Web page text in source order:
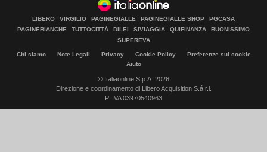
LIBERO VIRGILIO PAGINEGIALLE PAGINEGIALLE SHOP
PGCASA
PAGINEBIANCHE
TUTTOCITTÀ DILEI SIVIAGGIA QUIFINANZA
BUONISSIMO
SUPEREVA
Chi siamo Note Legali Privacy Cookie Policy
Preferenze sui cookie
Aiuto
© Italiaonline S.p.A. 2026
Direzione e coordinamento di Libero Acquisition S.á r.l.
P. IVA 03970540963